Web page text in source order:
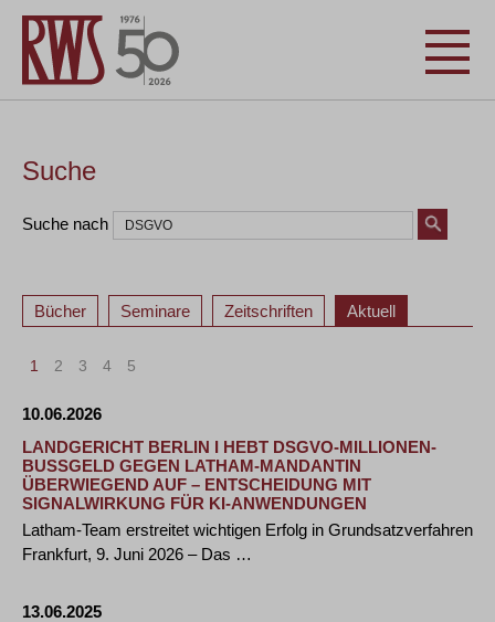
Suche
Suche nach
Bücher Seminare Zeitschriften Aktuell
1 2 3 4 5
10.06.2026
LANDGERICHT BERLIN I HEBT DSGVO-MILLIONEN-
BUSSGELD GEGEN LATHAM-MANDANTIN Ü
BERWIEGEND AUF – ENTSCHEIDUNG MIT S
IGNALWIRKUNG FÜR KI-ANWENDUNGEN
Latham-Team erstreitet wichtigen Erfolg in Grundsatzverfahren
Frankfurt, 9. Juni 2026 – Das …
13.06.2025